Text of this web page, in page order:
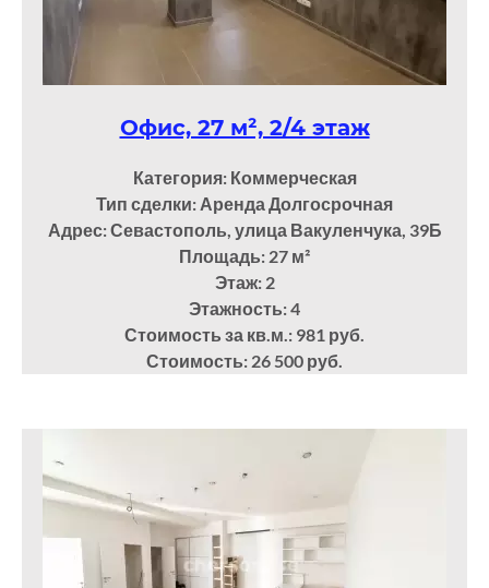
Офис, 27 м², 2/4 этаж
Категория: Коммерческая
Тип сделки: Аренда Долгосрочная
Адрес: Севастополь, улица Вакуленчука, 39Б
Площадь: 27 м²
Этаж: 2
Этажность: 4
Стоимость за кв.м.: 981 руб.
Стоимость: 26 500 руб.